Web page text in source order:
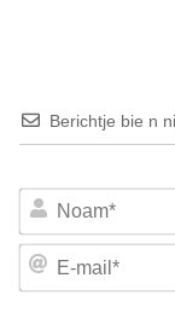
Berichtje bie n